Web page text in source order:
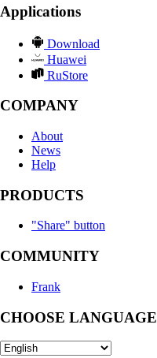
Applications
Download
Huawei
RuStore
COMPANY
About
News
Help
PRODUCTS
"Share" button
COMMUNITY
Frank
CHOOSE LANGUAGE